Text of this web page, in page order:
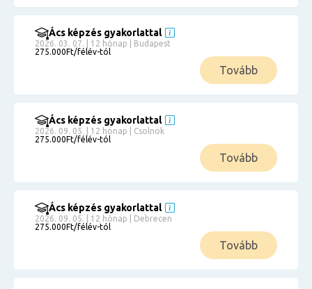
Ács képzés gyakorlattal
2026. 03. 07. | 12 hónap | Budapest
275.000Ft/félév-tól
Tovább
Ács képzés gyakorlattal
2026. 09. 05. | 12 hónap | Csolnok
275.000Ft/félév-tól
Tovább
Ács képzés gyakorlattal
2026. 09. 05. | 12 hónap | Debrecen
275.000Ft/félév-tól
Tovább